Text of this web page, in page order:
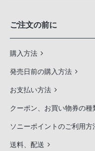
ご注文の前に
購入方法
発売日前の購入方法
お支払い方法
クーポン、お買い物券の種
ソニーポイントのご利用方
送料、配送